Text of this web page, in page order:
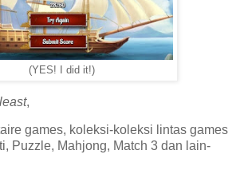
(YES! I did it!)
,
games, koleksi-koleksi lintas games
Puzzle, Mahjong, Match 3 dan lain-